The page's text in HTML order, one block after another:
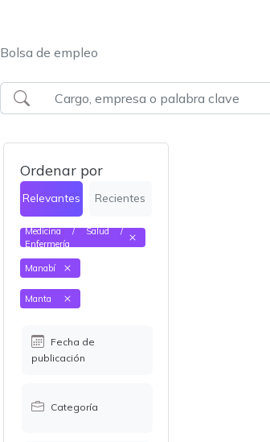
Bolsa de empleo
Ordenar por
Relevantes Recientes
Medicina / Salud /
Enfermería
Manabí
Manta
Fecha de
publicación
Categoría